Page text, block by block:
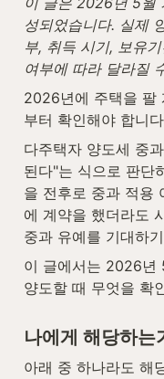
성되었습니다. 실제
부, 취득 시기, 보유
여부에 따라 달라질
2026년에 주택을 팔
부터 확인해야 합니
다주택자 양도세 중
된다"는 식으로 판단
을 전후로 중과 적용
에 계약을 했더라도
중과 유예를 기대하
이 글에서는 2026년
양도할 때 무엇을 확
나에게 해당하는
아래 중 하나라도 해